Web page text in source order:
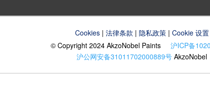
Cookies| 法律条款 | 隐私政策| Cookie 设置
© Copyright 2024 AkzoNobel Paints 沪ICP备
沪公网安备31011702000889号 AkzoNobel